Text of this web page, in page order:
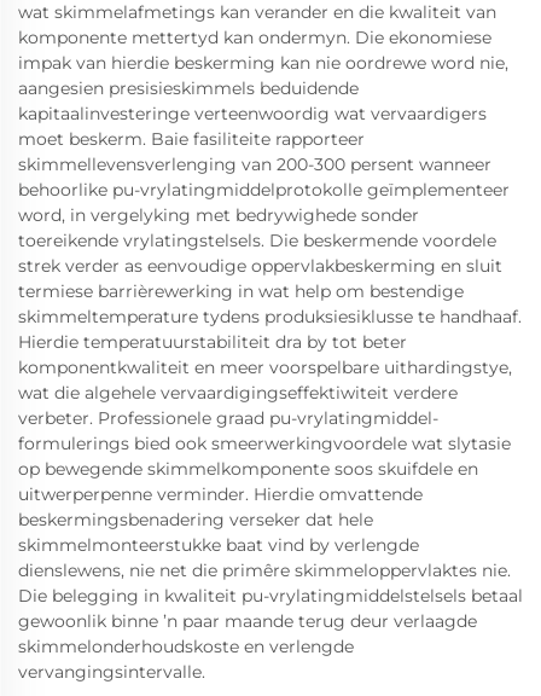
wat skimmelafmetings kan verander en die kwaliteit van
komponente mettertyd kan ondermyn. Die ekonomiese
impak van hierdie beskerming kan nie oordrewe word nie,
aangesien presisieskimmels beduidende
kapitaalinvesteringe verteenwoordig wat vervaardigers
moet beskerm. Baie fasiliteite rapporteer
skimmellevensverlenging van 200-300 persent wanneer
behoorlike pu-vrylatingmiddelprotokolle geïmplementeer
word, in vergelyking met bedrywighede sonder
toereikende vrylatingstelsels. Die beskermende voordele
strek verder as eenvoudige oppervlakbeskerming en sluit
termiese barrièrewerking in wat help om bestendige
skimmeltemperature tydens produksiesiklusse te handhaaf.
Hierdie temperatuurstabiliteit dra by tot beter
komponentkwaliteit en meer voorspelbare uithardingstye,
wat die algehele vervaardigingseffektiwiteit verdere
verbeter. Professionele graad pu-vrylatingmiddel-
formulerings bied ook smeerwerkingvoordele wat slytasie
op bewegende skimmelkomponente soos skuifdele en
uitwerperpenne verminder. Hierdie omvattende
beskermingsbenadering verseker dat hele
skimmelmonteerstukke baat vind by verlengde
dienslewens, nie net die primêre skimmeloppervlaktes nie.
Die belegging in kwaliteit pu-vrylatingmiddelstelsels betaal
gewoonlik binne ’n paar maande terug deur verlaagde
skimmelonderhoudskoste en verlengde
vervangingsintervalle.